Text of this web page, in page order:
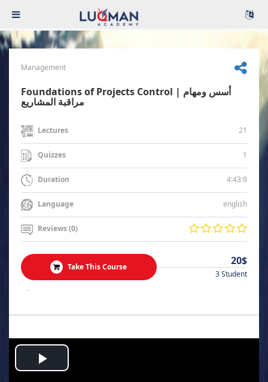
Management
Foundations of Projects Control | أسس ومهام
مراقبة المشاريع
Lectures 21
Quizzes 1
Duration 4:43:9
Language english
Reviews (0)
Take This Course 20$
3 Student
.
Play